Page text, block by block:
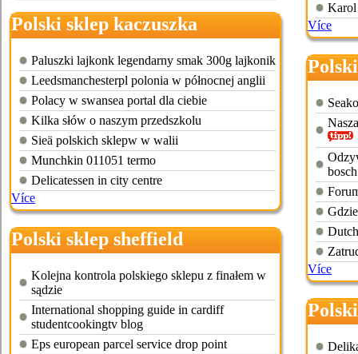
Polski sklep kaczuszka
Paluszki lajkonk legendarny smak 300g lajkonik
Leedsmanchesterpl polonia w północnej anglii
Polacy w swansea portal dla ciebie
Kilka słów o naszym przedszkolu
Sieä polskich sklepw w walii
Munchkin 011051 termo
Delicatessen in city centre
Více
Polski sklep sheffield
Kolejna kontrola polskiego sklepu z finałem w
sądzie
International shopping guide in cardiff
studentcookingtv blog
Eps european parcel service drop point
Karol
Více
bosch
Více